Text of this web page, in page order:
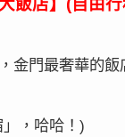
(
金門最奢華的飯
，哈哈！ )